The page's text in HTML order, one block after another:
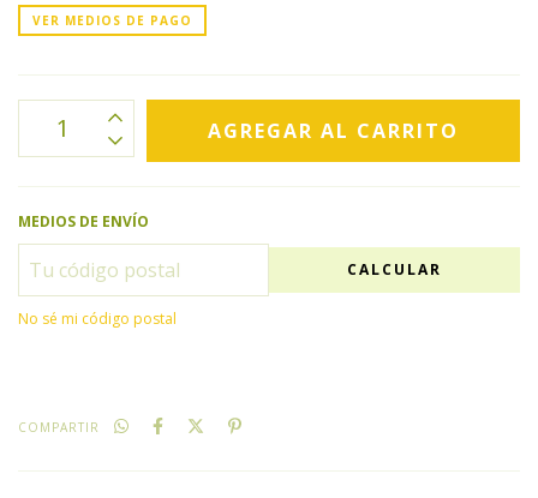
VER MEDIOS DE PAGO
MEDIOS DE ENVÍO
CALCULAR
No sé mi código postal
COMPARTIR